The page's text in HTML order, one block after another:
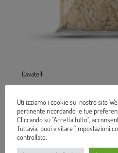
Cavatelli
Utilizziamo i cookie sul nostro sito
pertinente ricordando le tue
Cliccando su "Accetta tutto",
Tuttavia, puoi visitare "Impostazioni
controllato.